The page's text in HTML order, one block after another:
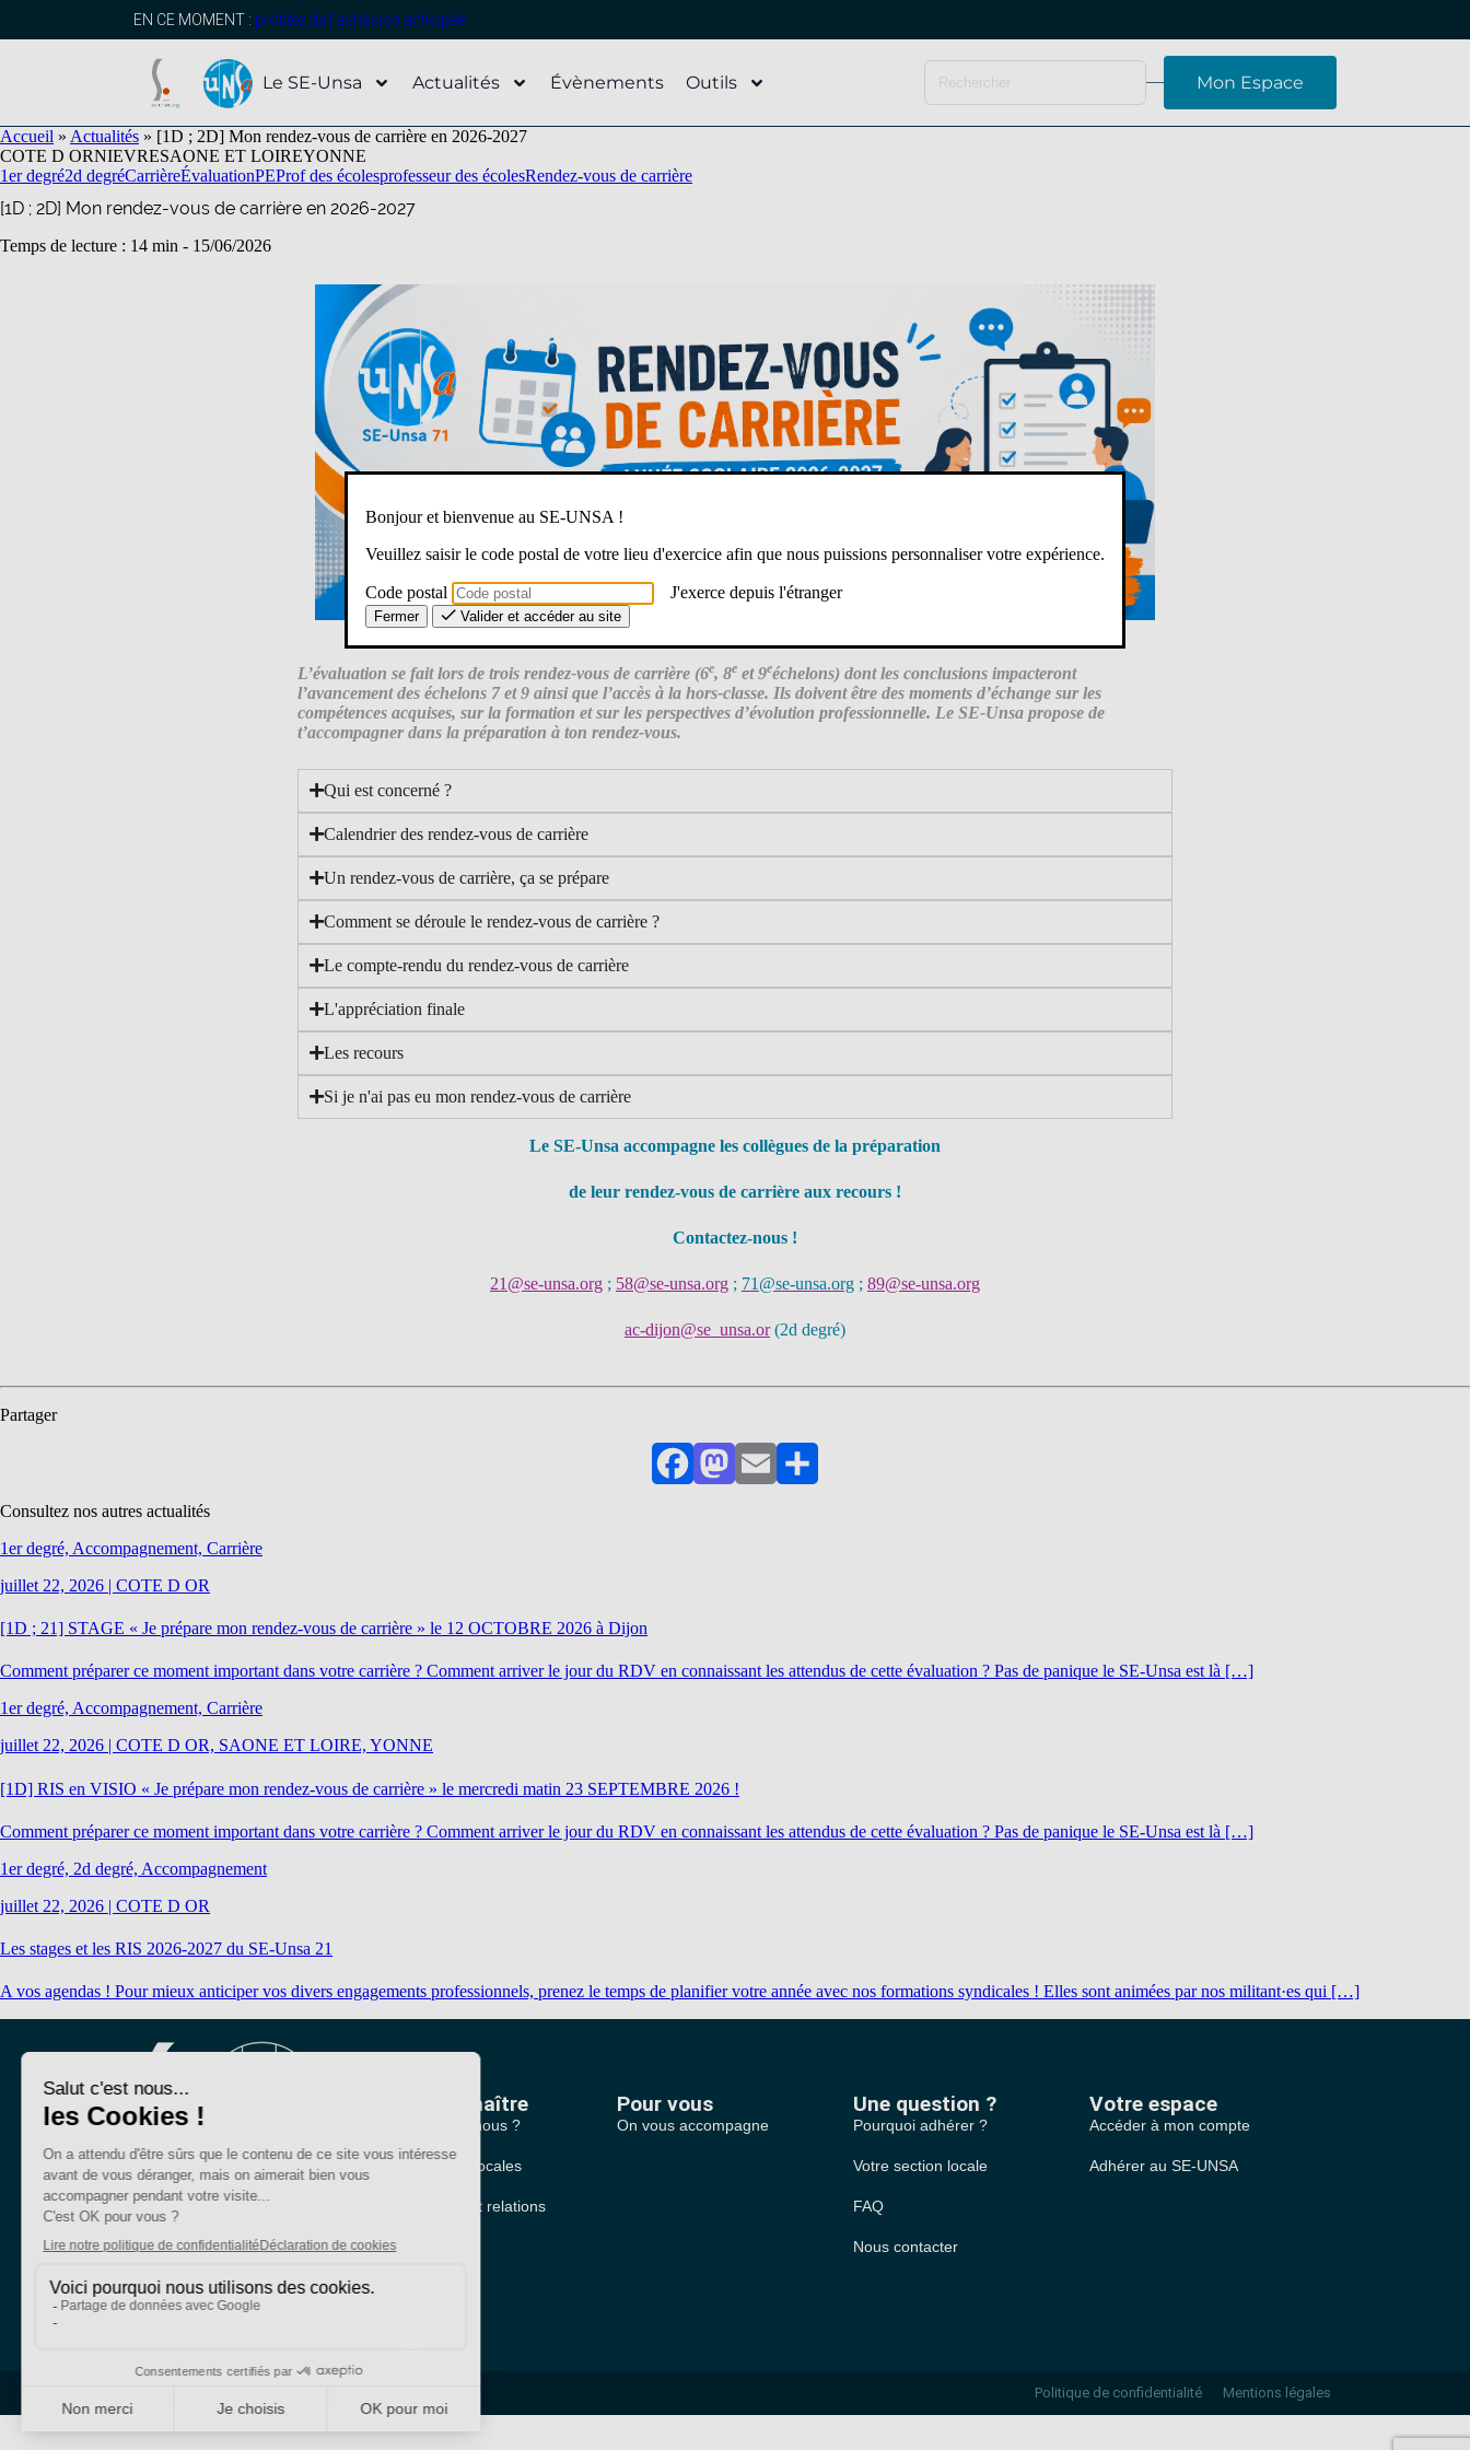
EN CE MOMENT : profitez de l’adhésion anticipée
Le SE-Unsa Actualités Évènements Outils Mon Espace
Accueil » Actualités » [1D ; 2D] Mon rendez-vous de carrière en 2026-2027
COTE D ORNIEVRESAONE ET LOIREYONNE
1er degré2d degréCarrièreÉvaluationPEProf des écolesprofesseur des écolesRendez-vous de carrière
[1D ; 2D] Mon rendez-vous de carrière en 2026-2027
Temps de lecture : 14 min - 15/06/2026
L’évaluation se fait lors de trois rendez-vous de carrière (6e, 8e et 9eéchelons) dont les conclusions impacteront
l’avancement des échelons 7 et 9 ainsi que l’accès à la hors-classe. Ils doivent être des moments d’échange sur les
compétences acquises, sur la formation et sur les perspectives d’évolution professionnelle. Le SE-Unsa propose de
t’accompagner dans la préparation à ton rendez-vous.
Qui est concerné ?
Calendrier des rendez-vous de carrière
Un rendez-vous de carrière, ça se prépare
Comment se déroule le rendez-vous de carrière ?
Le compte-rendu du rendez-vous de carrière
L'appréciation finale
Les recours
Si je n'ai pas eu mon rendez-vous de carrière
Le SE-Unsa accompagne les collègues de la préparation
de leur rendez-vous de carrière aux recours !
Contactez-nous !
21@se-unsa.org ; 58@se-unsa.org ; 71@se-unsa.org ; 89@se-unsa.org
ac-dijon@se_unsa.or(2d degré)
Partager
FacebookMastodon
EmailPartager
Consultez nos autres actualités
1er degré, Accompagnement, Carrière
juillet 22, 2026 | COTE D OR
[1D ; 21] STAGE « Je prépare mon rendez-vous de carrière » le 12 OCTOBRE 2026 à Dijon
Comment préparer ce moment important dans votre carrière ? Comment arriver le jour du RDV en connaissant les attendus de cette évaluation ? Pas de panique le SE-Unsa est là […]
1er degré, Accompagnement, Carrière
juillet 22, 2026 | COTE D OR, SAONE ET LOIRE, YONNE
[1D] RIS en VISIO « Je prépare mon rendez-vous de carrière » le mercredi matin 23 SEPTEMBRE 2026 !
Comment préparer ce moment important dans votre carrière ? Comment arriver le jour du RDV en connaissant les attendus de cette évaluation ? Pas de panique le SE-Unsa est là […]
1er degré, 2d degré, Accompagnement
juillet 22, 2026 | COTE D OR
Les stages et les RIS 2026-2027 du SE-Unsa 21
A vos agendas ! Pour mieux anticiper vos divers engagements professionnels, prenez le temps de planifier votre année avec nos formations syndicales ! Elles sont animées par nos militant·es qui […]
Bien plus qu'un
syndicat
Nous connaître
Qui sommes-nous ?
Nos sections locales
Partenariats et relations
Pour vous
On vous accompagne
Une question ?
Pourquoi adhérer ?
Votre section locale
FAQ
Nous contacter
Votre espace
Accéder à mon compte
Adhérer au SE-UNSA
SE-Unsa est un syndicat de l’UNSA
Politique de confidentialité Mentions légales
Bonjour et bienvenue au SE-UNSA !
Veuillez saisir le code postal de votre lieu d'exercice afin que nous puissions personnaliser votre expérience.
Code postal J'exerce depuis l'étranger
Fermer Valider et accéder au site